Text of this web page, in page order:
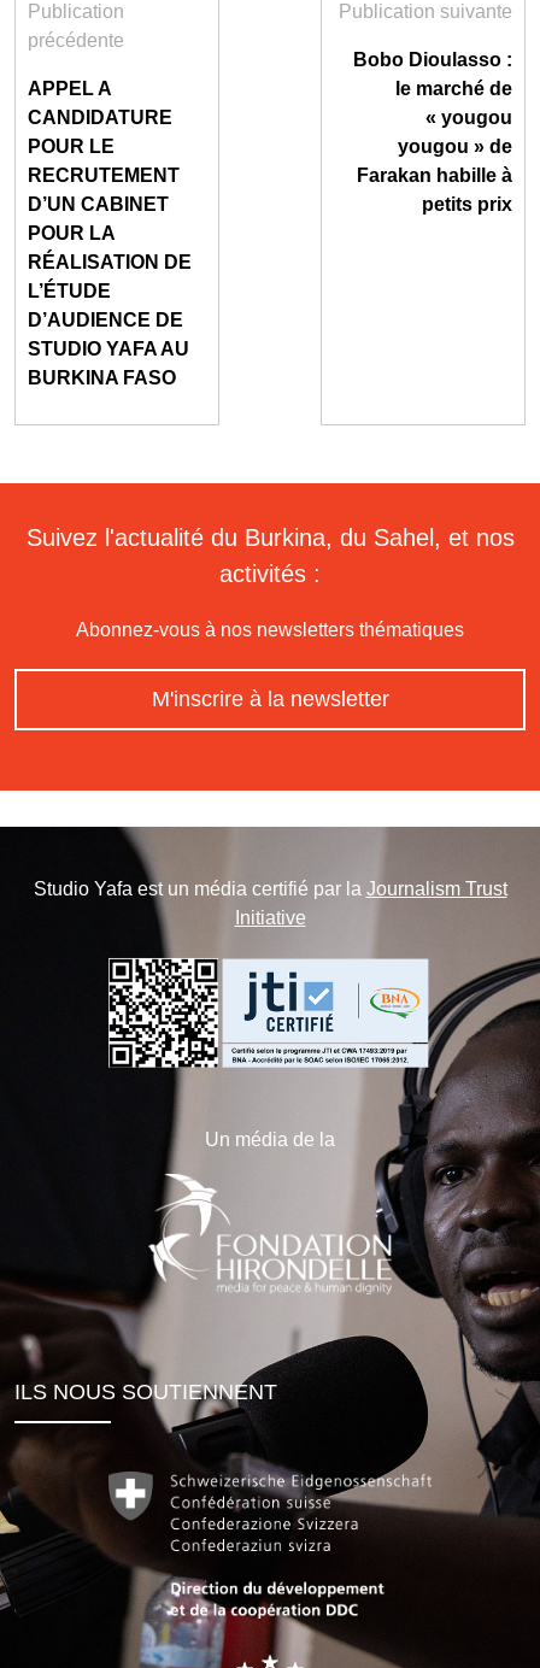
Publication
précédente
APPEL A
CANDIDATURE
POUR LE
RECRUTEMENT
D’UN CABINET
POUR LA
RÉALISATION DE
L’ÉTUDE
D’AUDIENCE DE
STUDIO YAFA AU
BURKINA FASO
Publication suivante
Bobo Dioulasso :
le marché de
« yougou
yougou » de
Farakan habille à
petits prix
Suivez l'actualité du Burkina, du Sahel, et nos
activités :
Abonnez-vous à nos newsletters thématiques
M'inscrire à la newsletter
Studio Yafa est un média certifié par la Journalism Trust
Initiative
Un média de la
ILS NOUS SOUTIENNENT